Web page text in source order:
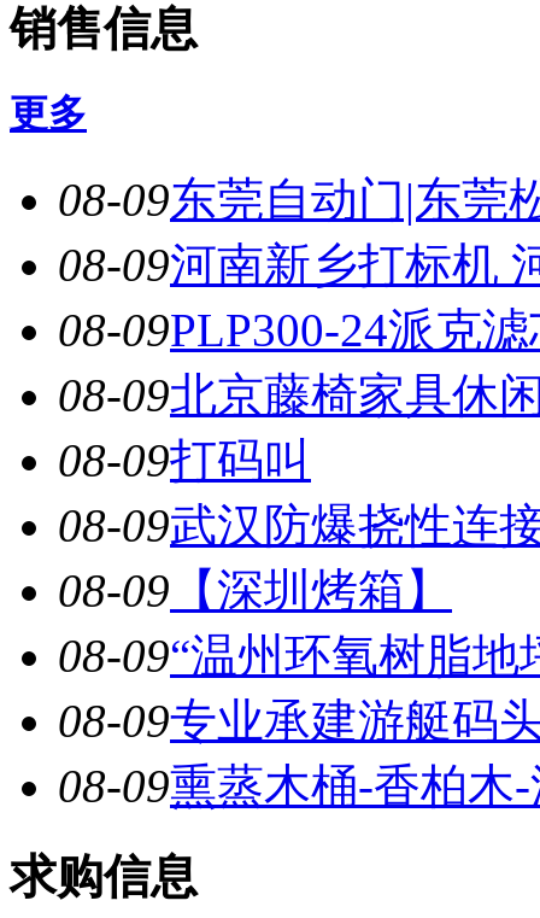
销售信息
更多
08-09东莞自动门|东莞
08-09河南新乡打标机
08-09PLP300-24派克
08-09北京藤椅家具休
08-09打码叫
08-09武汉防爆挠性连
08-09 【深圳烤箱】
08-09“温州环氧树脂地
08-09专业承建游艇码
08-09熏蒸木桶-香柏木
求购信息